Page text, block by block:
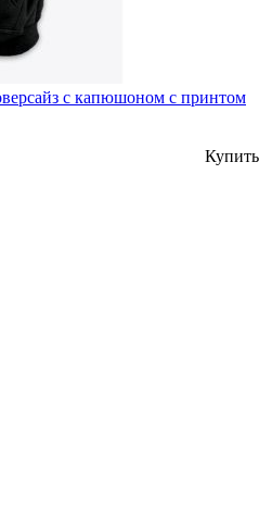
с капюшоном с принтом
Купить